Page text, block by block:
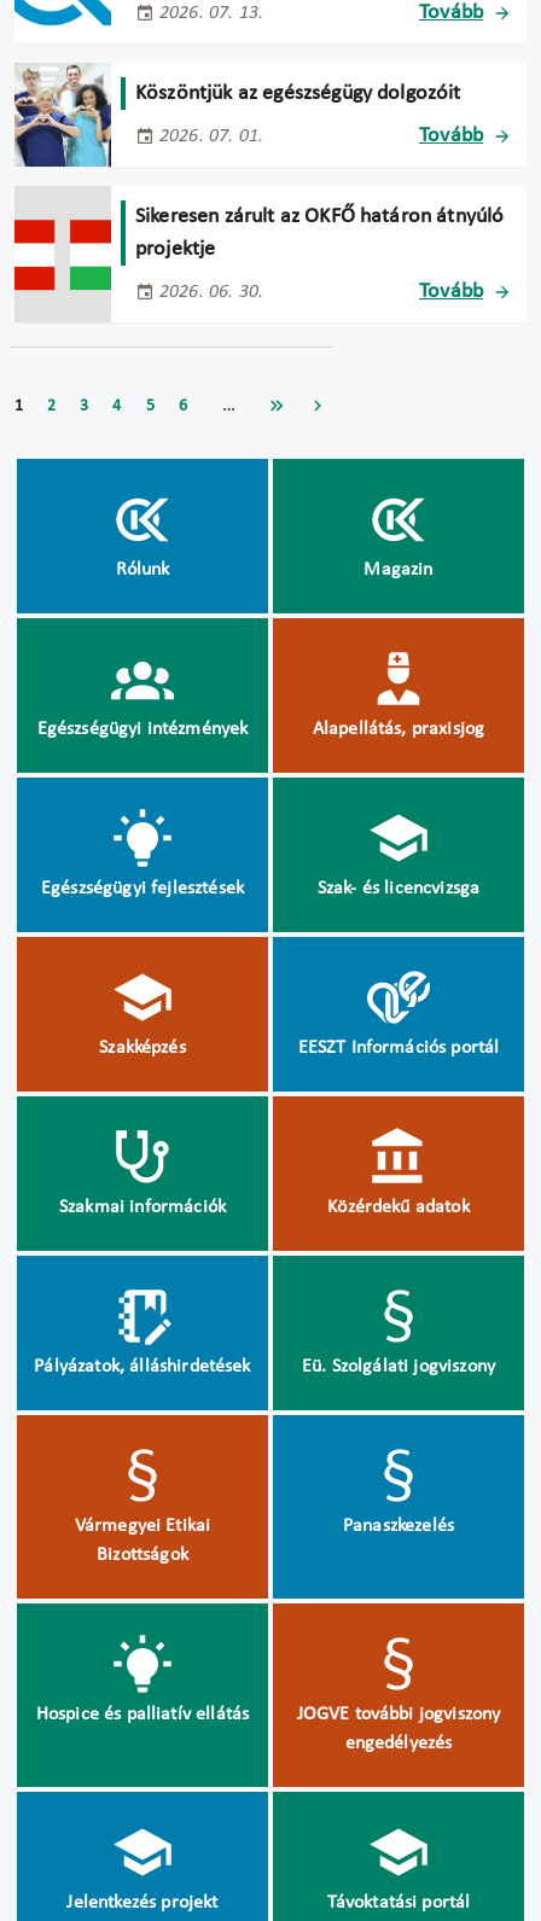
2026. 07. 13. Tovább
Köszöntjük az egészségügy dolgozóit
2026. 07. 01. Tovább
Sikeresen zárult az OKFŐ határon átnyúló
projektje
2026. 06. 30. Tovább
1 2 3 4 5 6 …
Rólunk Magazin
Egészségügyi intézmények Alapellátás, praxisjog
Egészségügyi fejlesztések Szak- és licencvizsga
Szakképzés EESZT Információs portál
Szakmai információk Közérdekű adatok
Pályázatok, álláshirdetések Eü. Szolgálati jogviszony
Vármegyei Etikai
Bizottságok
Panaszkezelés
Hospice és palliatív ellátás
JOGVE további jogviszony
engedélyezés
Jelentkezés projekt
Távoktatási portál